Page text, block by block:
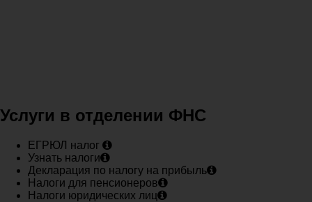
Услуги в отделении ФНС
ЕГРЮЛ налог
Узнать налоги
Декларация по налогу на прибыль
Налоги для пенсионеров
Налоги юридических лиц